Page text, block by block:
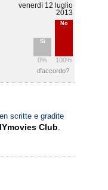
venerdì 12 luglio
2013
Sì
0%
No
100%
d'accordo?
scritte e gradite
Club